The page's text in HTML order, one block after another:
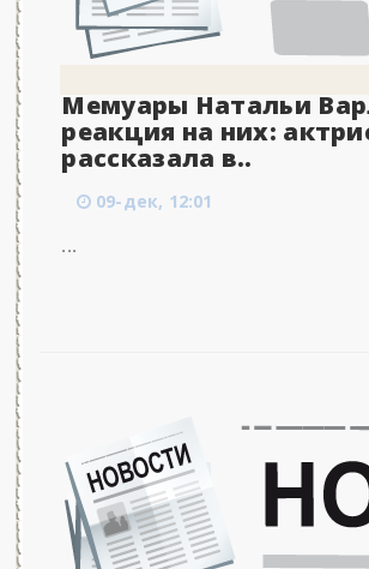
Мемуары Натальи
реакция на них:
рассказала в..
09-дек, 12:01
...